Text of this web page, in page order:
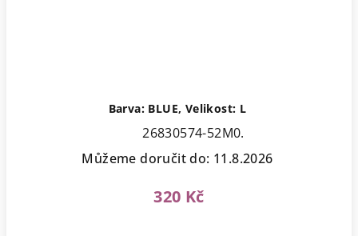
Barva: BLUE, Velikost: L
26830574-52M0.
Můžeme doručit do: 11.8.2026
320 Kč